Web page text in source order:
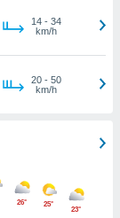
14- 34
km/h
20- 50
km/h
26° 25°
23°